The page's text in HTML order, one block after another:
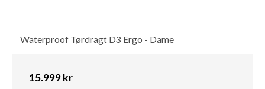
Waterproof Tørdragt D3 Ergo - Dame
15.999 kr